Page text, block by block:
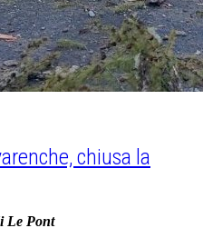
chiusa la
Le Pont